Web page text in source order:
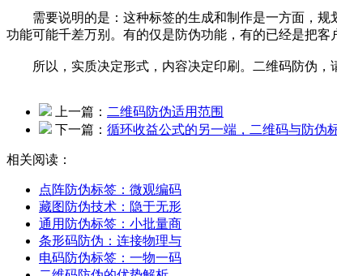
需要说明的是：这种标签的生成和制作是一方面，规
功能可能千差万别。有的仅是防伪功能，有的已经是把
所以，实质决定形式，内容决定印刷。二维码防伪，请
上一篇： 二维码防伪适用范围
下一篇： 循环收益公式的另一端，二维码与防伪
相关阅读：
点阵防伪标签：微观编码
藏图防伪技术：隐于无形
通用防伪标签：小批量商
条形码防伪：连接物理与
电码防伪标签：一物一码